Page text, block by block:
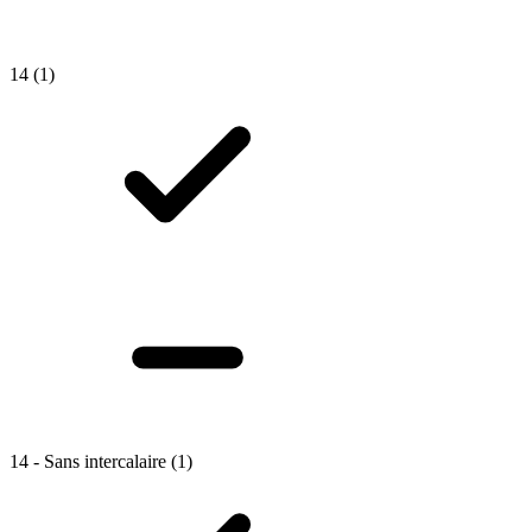
14 (1)
14 - Sans intercalaire (1)